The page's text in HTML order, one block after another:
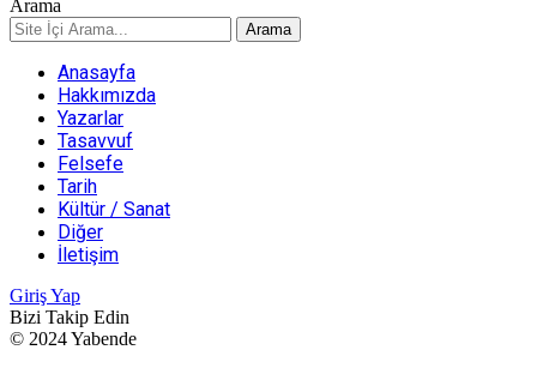
Arama
Anasayfa
Hakkımızda
Yazarlar
Tasavvuf
Felsefe
Tarih
Kültür / Sanat
Diğer
İletişim
Giriş Yap
Bizi Takip Edin
© 2024 Yabende